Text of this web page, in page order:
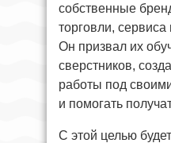
собственные
торговли, сервиса
Он призвал их
сверстников,
работы под
и помогать
С этой целью